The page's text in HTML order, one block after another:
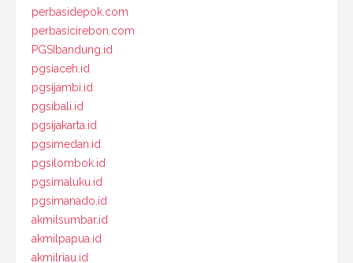
perbasidepok.com
perbasicirebon.com
PGSIbandung.id
pgsiaceh.id
pgsijambi.id
pgsibali.id
pgsijakarta.id
pgsimedan.id
pgsilombok.id
pgsimaluku.id
pgsimanado.id
akmilsumbar.id
akmilpapua.id
akmilriau.id